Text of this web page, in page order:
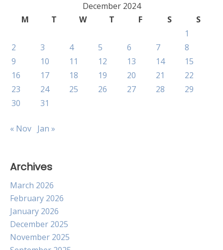
December 2024
M
T W T F S
S
1
2
3 4 5 6 7
8
9
10 11 12 13 14
15
16
17 18 19 20 21
22
23
24 25 26 27 28
29
30
31
« Nov Jan »
Archives
March 2026
February 2026
January 2026
December 2025
November 2025